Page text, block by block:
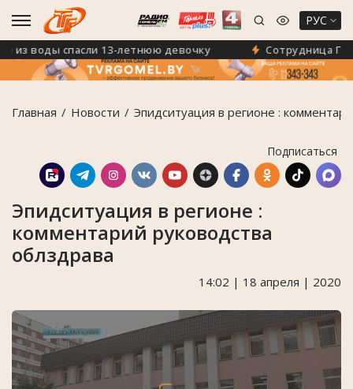
РУС
воды спасли 13-летнюю девочку Сотрудница ГУО
Главная Новости Эпидситуация в регионе :
Подписаться
Эпидситуация в регионе :
комментарий руководства
облздрава
14:02 | 18 апреля | 2020